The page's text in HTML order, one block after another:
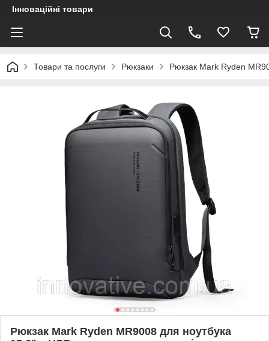
Інноваційні товари
Товари та послуги Рюкзаки Рюкзак Mark Ryden
Рюкзак Mark Ryden MR9008 для ноутбука